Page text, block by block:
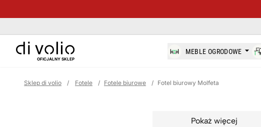
di-volio.com
OFICJALNY SKLEP
MEBLE OGRODOWE
Sklep di volio / Fotele / Fotele biurowe / Fotel biurowy Molfeta
Pokaż więcej